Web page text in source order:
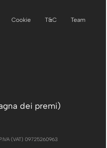
Cookie T&C
Team
dei premi)
(VAT) 09725260963